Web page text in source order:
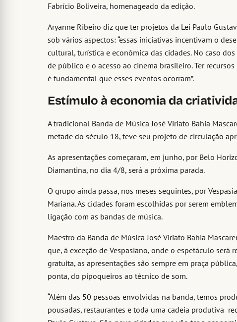
Fabrício Boliveira, homenageado da edição.
Aryanne Ribeiro diz que ter projetos da Lei Paulo
sob vários aspectos: “essas iniciativas incentivam o
cultural, turística e econômica das cidades. No caso
de público e o acesso ao cinema brasileiro. Ter
é fundamental que esses eventos ocorram”.
Estímulo à economia da
A tradicional Banda de Música José Viriato Bahia
metade do século 18, teve seu projeto de circulação
As apresentações começaram, em junho, por Belo
Diamantina, no dia 4/8, será a próxima parada.
O grupo ainda passa, nos meses seguintes, por
Mariana. As cidades foram escolhidas por serem
ligação com as bandas de música.
Maestro da Banda de Música José Viriato Bahia
que, à exceção de Vespasiano, onde o espetáculo será
gratuita, as apresentações são sempre em praça
ponta, do pipoqueiros ao técnico de som.
“Além das 50 pessoas envolvidas na banda, temos
pousadas, restaurantes e toda uma cadeia produtiva